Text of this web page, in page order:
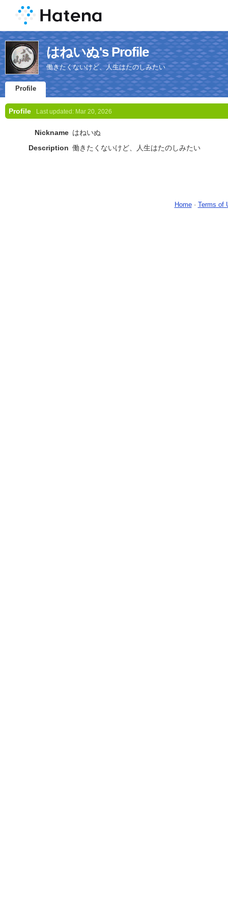
はねいぬ's Profile
働きたくないけど、人生はたのしみたい
Profile
Profile Last updated: Mar 20, 2026
Nickname はねいぬ
Description 働きたくないけど、人生はたのしみたい
Home- Terms of